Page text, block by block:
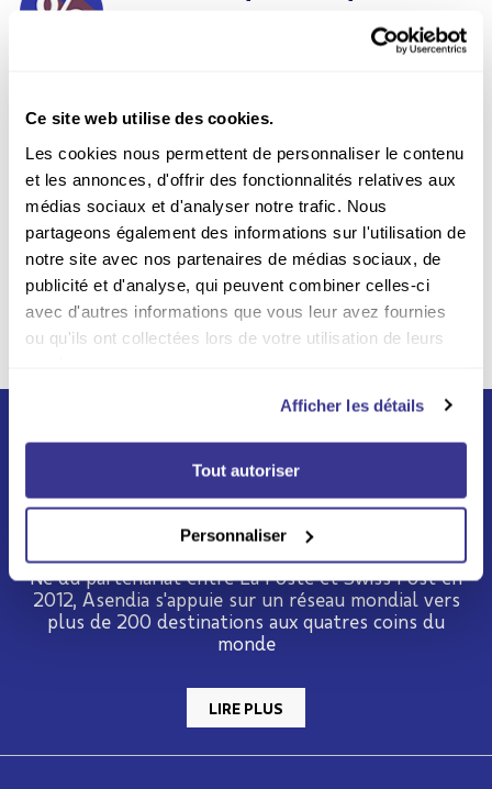
Ce site web utilise des cookies.
Les cookies nous permettent de personnaliser le contenu
et les annonces, d'offrir des fonctionnalités relatives aux
médias sociaux et d'analyser notre trafic. Nous
partageons également des informations sur l'utilisation de
notre site avec nos partenaires de médias sociaux, de
publicité et d'analyse, qui peuvent combiner celles-ci
avec d'autres informations que vous leur avez fournies
ou qu'ils ont collectées lors de votre utilisation de leurs
Afficher les détails
Tout autoriser
Personnaliser
Payer en ligne en toute
sécurité sur notre site Web
Livraison incluse
Par la poste sur tout le
territoire belge
Né du partenariat entre La Poste et Swiss Post en
2012, Asendia s'appuie sur un réseau mondial vers
plus de 200 destinations aux quatres coins du
monde
LIRE PLUS